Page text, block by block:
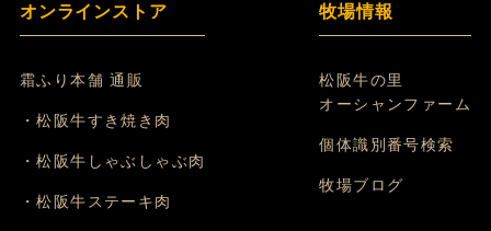
オンラインストア
霜ふり本舗 通販
・松阪牛すき焼き肉
・松阪牛しゃぶしゃぶ肉
・松阪牛ステーキ肉
牧場情報
松阪牛の里
オーシャンファーム
個体識別番号検索
牧場ブログ